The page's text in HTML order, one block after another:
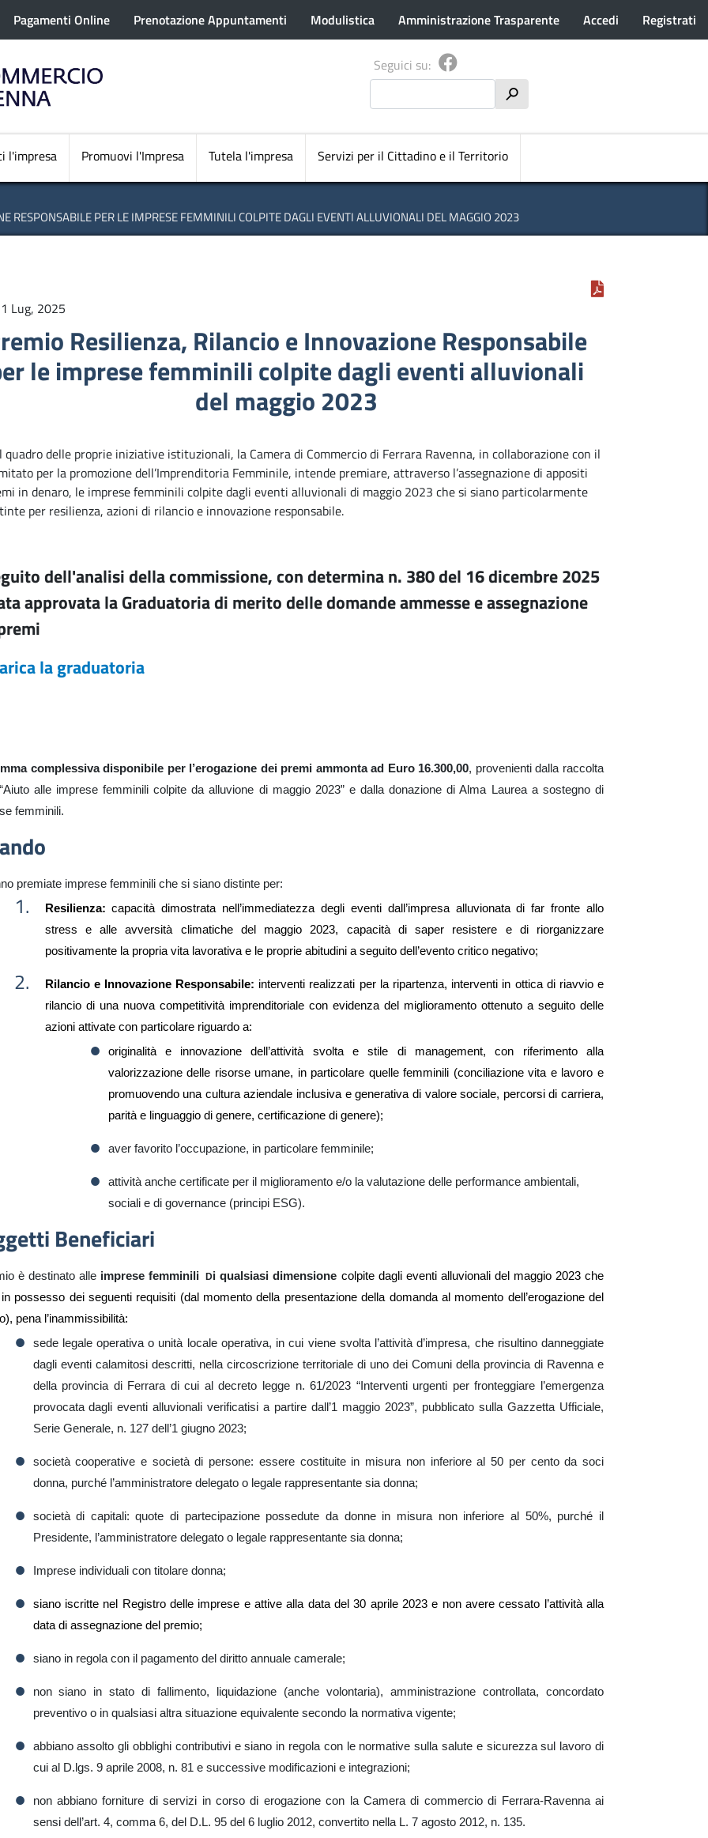
Salta
al
utente
Pagamenti Online Prenotazione Appuntamenti Modulistica Amministrazione Trasparente Accedi Registrati
Seguici su:
h
Navigazione principale
l'impresa Promuovi l'Impresa Tutela l'impresa Servizi per il Cittadino e il Territorio
RESPONSABILE PER LE IMPRESE FEMMINILI COLPITE DAGLI EVENTI ALLUVIONALI DEL MAGGIO 2023
Lug, 2025
Resilienza, Rilancio e Innovazione Responsabile
le imprese femminili colpite dagli eventi alluvionali
del maggio 2023
quadro delle proprie iniziative istituzionali, la Camera di Commercio di Ferrara Ravenna, in collaborazione con il
per la promozione dell’Imprenditoria Femminile, intende premiare, attraverso l’assegnazione di appositi
in denaro, le imprese femminili colpite dagli eventi alluvionali di maggio 2023 che si siano particolarmente
per resilienza, azioni di rilancio e innovazione responsabile.
dell'analisi della commissione, con determina n. 380 del 16 dicembre 2025
approvata la Graduatoria di merito delle domande ammesse e assegnazione
la graduatoria
complessiva disponibile per l’erogazione dei premi ammonta ad Euro 16.300,00, provenienti dalla raccolta
alle imprese femminili colpite da alluvione di maggio 2023” e dalla donazione di Alma Laurea a sostegno di
femminili.
premiate imprese femminili che si siano distinte per:
Resilienza: capacità dimostrata nell’immediatezza degli eventi dall’impresa alluvionata di far fronte allo
stress e alle avversità climatiche del maggio 2023, capacità di saper resistere e di riorganizzare
positivamente la propria vita lavorativa e le proprie abitudini a seguito dell’evento critico negativo;
Rilancio e Innovazione Responsabile: interventi realizzati per la ripartenza, interventi in ottica di riavvio e
rilancio di una nuova competitività imprenditoriale con evidenza del miglioramento ottenuto a seguito del le
azioni attivate con particolare riguardo a:
originalità e innovazione dell’attività svolta e stile di management, con riferimento alla
valorizzazione delle risorse umane, in particolare quelle femminili (conciliazione vita e lavoro e
promuovendo una cultura aziendale inclusiva e generativa di valore sociale, percorsi di carriera,
parità e linguaggio di genere, certificazione di genere);
aver favorito l’occupazione, in particolare femminile;
attività anche certificate per il miglioramento e/o la valutazione delle performance ambientali,
sociali e di governance (principi ESG).
Beneficiari
è destinato alle imprese femminili Di qualsiasi dimensione colpite dagli eventi alluvionali del maggio 2023 che
possesso dei seguenti requisiti (dal momento della presentazione della domanda al momento dell’erogazione del
pena l’inammissibilità:
sede legale operativa o unità locale operativa, in cui viene svolta l’attività d’impresa, che risultino danneggiate
dagli eventi calamitosi descritti, nella circoscrizione territoriale di uno dei Comuni della provincia di Ravenna e
della provincia di Ferrara di cui al decreto legge n. 61/2023 “Interventi urgenti per fronteggiare l’emergenza
provocata dagli eventi alluvionali verificatisi a partire dall’1 maggio 2023”, pubblicato sulla Gazzetta Ufficiale,
Serie Generale, n. 127 dell’1 giugno 2023;
società cooperative e società di persone: essere costituite in misura non inferiore al 50 per cento da soci
donna, purché l’amministratore delegato o legale rappresentante sia donna;
società di capitali: quote di partecipazione possedute da donne in misura non inferiore al 50%, purché il
Presidente, l’amministratore delegato o legale rappresentante sia donna;
Imprese individuali con titolare donna;
siano iscritte nel Registro delle imprese e attive alla data del 30 aprile 2023 e non avere cessato l’attività alla
data di assegnazionedel premio;
siano in regola con il pagamento del diritto annuale camerale;
non siano in stato di fallimento, liquidazione (anche volontaria), amministrazione controllata, concordato
preventivo o in qualsiasi altra situazione equivalente secondo la normativa vigente;
abbiano assolto gli obblighi contributivi e siano in regola con le normative sulla salute e sicurezza sul lavoro di
cui al D.lgs. 9 aprile 2008, n. 81 e successive modificazioni e integrazioni;
non abbiano forniture di servizi in corso di erogazione con la Camera di commercio di Ferrara-Ravenna ai
sensi dell’art. 4, comma 6, del D.L. 95 del 6 luglio 2012, convertito nella L. 7 agosto 2012, n. 135.